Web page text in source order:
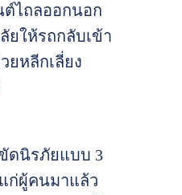
ต์ไถลออกนอก
ยให้รถกลับเข้า
ยหลีกเลี่ยง
ดนิรภัยแบบ 3
ก่ผู้คนมาแล้ว